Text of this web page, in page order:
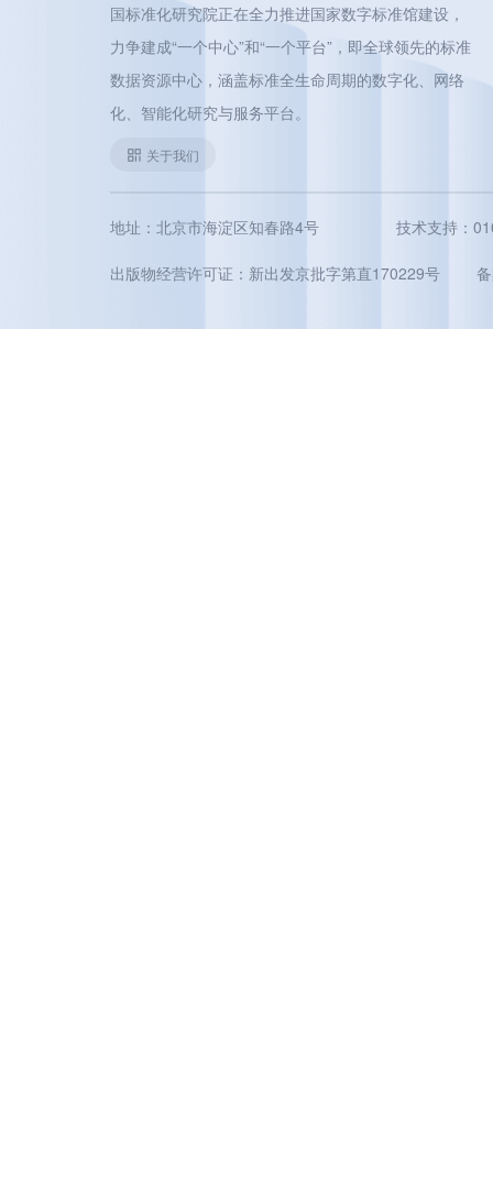
国标准化研究院正在全力推进国家数字标准馆建设，
力争建成“一个中心”和“一个平台”，即全球领先的标准
数据资源中心，涵盖标准全生命周期的数字化、网络
化、智能化研究与服务平台。
关于我们
地址：北京市海淀区知春路4号 技术支持：
出版物经营许可证：新出发京批字第直170229号